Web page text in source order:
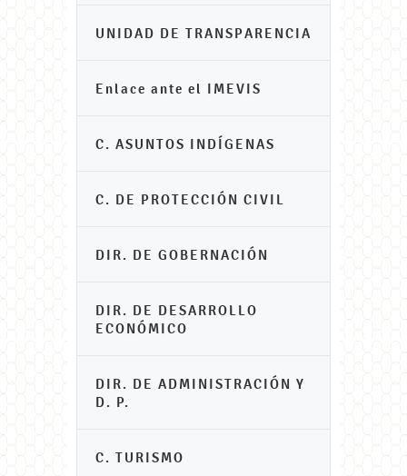
UNIDAD DE TRANSPARENCIA
Enlace ante el IMEVIS
C. ASUNTOS INDÍGENAS
C. DE PROTECCIÓN CIVIL
DIR. DE GOBERNACIÓN
DIR. DE DESARROLLO
ECONÓMICO
DIR. DE ADMINISTRACIÓN Y
D. P.
C. TURISMO